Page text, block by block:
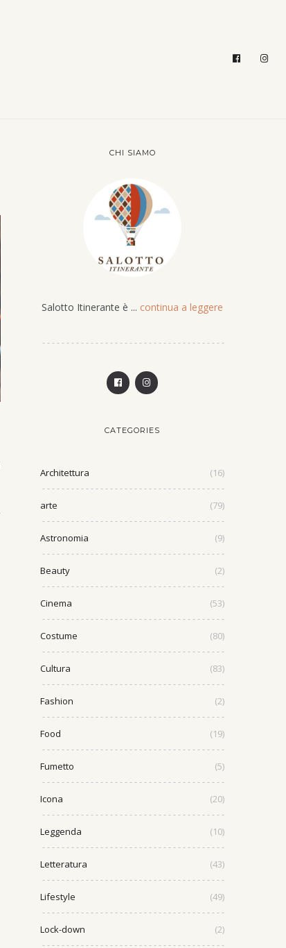
CHI SIAMO
Salotto Itinerante è ... continua a leggere
CATEGORIES
Architettura (16)
arte (79)
Astronomia (9)
Beauty (2)
Cinema (53)
Costume (80)
Cultura (83)
Fashion (2)
Food (19)
Fumetto (5)
Icona (20)
Leggenda (10)
Letteratura (43)
Lifestyle (49)
Lock-down (2)